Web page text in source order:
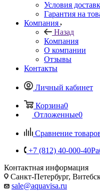
Условия
Гарантия на
Компания
Назад
Компания
О компании
Отзывы
Контакты
Личный кабинет
Корзина0
Отложенные0
Сравнение
+7 (812) 40-000-40
Контактная информация
Санкт-Петербург,
sale@aquavisa.ru